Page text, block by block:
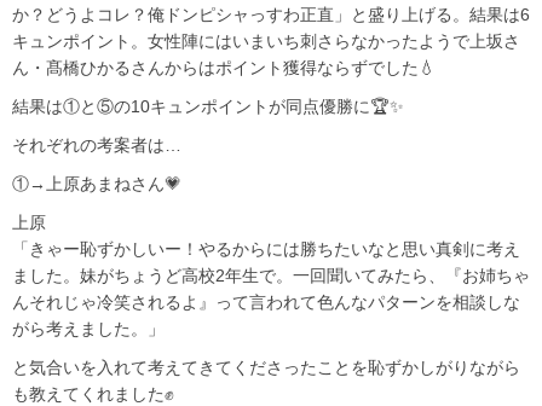
か？どうよコレ？俺ドンピシャっすわ正直」と盛り上げる。結果は6
キュンポイント。女性陣にはいまいち刺さらなかったようで上坂さ
ん・髙橋ひかるさんからはポイント獲得ならずでした💧
結果は①と⑤の10キュンポイントが同点優勝に🏆✨
それぞれの考案者は…
①→上原あまねさん💗
上原
「きゃー恥ずかしいー！やるからには勝ちたいなと思い真剣に考え
ました。妹がちょうど高校2年生で。一回聞いてみたら、『お姉ちゃ
んそれじゃ冷笑されるよ』って言われて色んなパターンを相談しな
がら考えました。」
と気合いを入れて考えてきてくださったことを恥ずかしがりながら
も教えてくれました✊